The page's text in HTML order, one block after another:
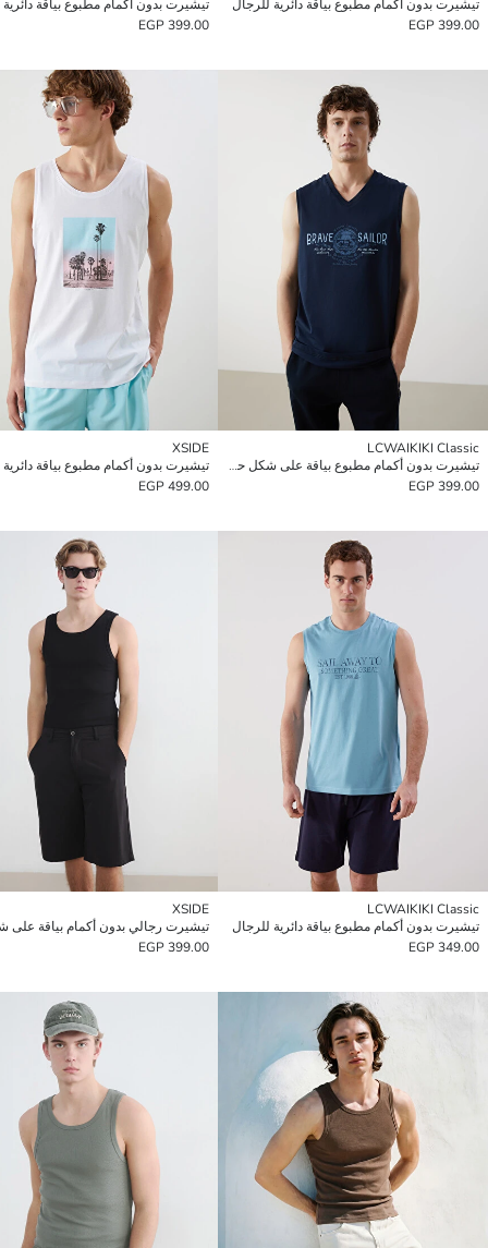
تيشيرت بدون أكمام مطبوع بياقة دائرية للرجال
399.00 EGP
تيشيرت بدون أكمام مطبوع بياقة
399.00 EGP
LCWAIKIKI Classic
تيشيرت بدون أكمام مطبوع بياقة على شكل حرف V للرجال
399.00 EGP
XSIDE
499.00 EGP
LCWAIKIKI Classic
تيشيرت بدون أكمام مطبوع بياقة دائرية للرجال
349.00 EGP
XSIDE
399.00 EGP